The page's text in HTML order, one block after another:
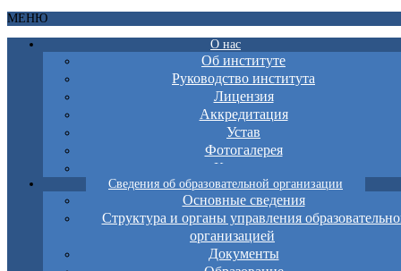
МЕНЮ
О нас
Об институте
Руководство института
Лицензия
Аккредитация
Устав
Фотогалерея
Контакты
Сведения об образовательной организации
Основные сведения
Структура и органы управления
организацией
Документы